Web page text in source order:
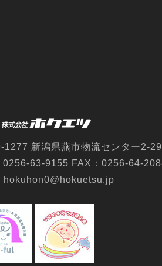
1277 新潟県燕市物流センター2-29
0256-63-9155 FAX：0256-64-
hokuhon0@hokuetsu.jp